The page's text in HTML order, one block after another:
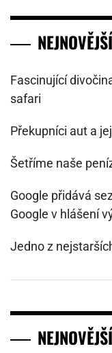
Fascinující
safari
Překupníci aut a
Šetříme naše
Google přidává
Google v hlášení
Jedno z